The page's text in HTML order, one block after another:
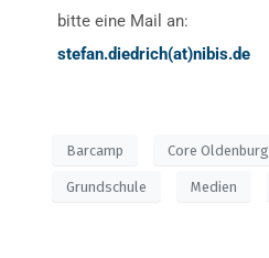
bitte eine Mail an:
stefan.diedrich(at)nibis.de
Barcamp Core Oldenburg
Grundschule Medien